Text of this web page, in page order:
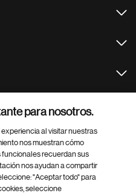
para nosotros.
al visitar nuestras
nos muestran cómo
funcionales recuerdan sus
nos ayudan a compartir
"Aceptar todo" para
seleccione